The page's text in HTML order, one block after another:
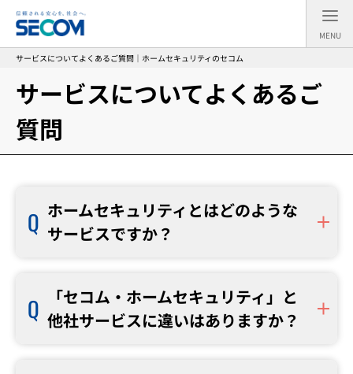
MENU
サービスについてよくあるご質問｜ホームセキュリティのセコム
サービスについてよくあるご
質問
ホームセキュリティとはどのような
サービスですか？
「セコム・ホームセキュリティ」と
他社サービスに違いはありますか？